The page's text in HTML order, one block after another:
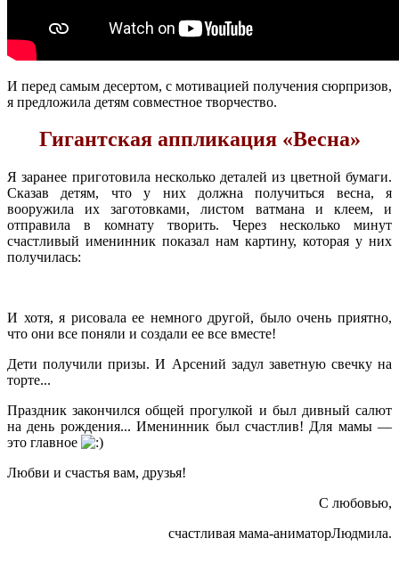
И перед самым десертом, с мотивацией получения сюрпризов,
я предложила детям совместное творчество.
Гигантская аппликация «Весна»
Я заранее приготовила несколько деталей из цветной бумаги.
Сказав детям, что у них должна получиться весна, я
вооружила их заготовками, листом ватмана и клеем, и
отправила в комнату творить. Через несколько минут
счастливый именинник показал нам картину, которая у них
получилась:
И хотя, я рисовала ее немного другой, было очень приятно,
что они все поняли и создали ее все вместе!
Дети получили призы. И Арсений задул заветную свечку на
торте...
Праздник закончился общей прогулкой и был дивный салют
на день рождения... Именинник был счастлив! Для мамы —
это главное
Любви и счастья вам, друзья!
С любовью,
счастливая мама-аниматорЛюдмила.